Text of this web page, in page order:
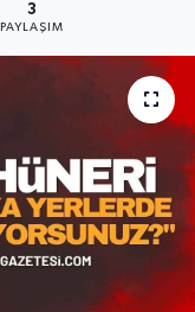
3
PAYLAŞIM